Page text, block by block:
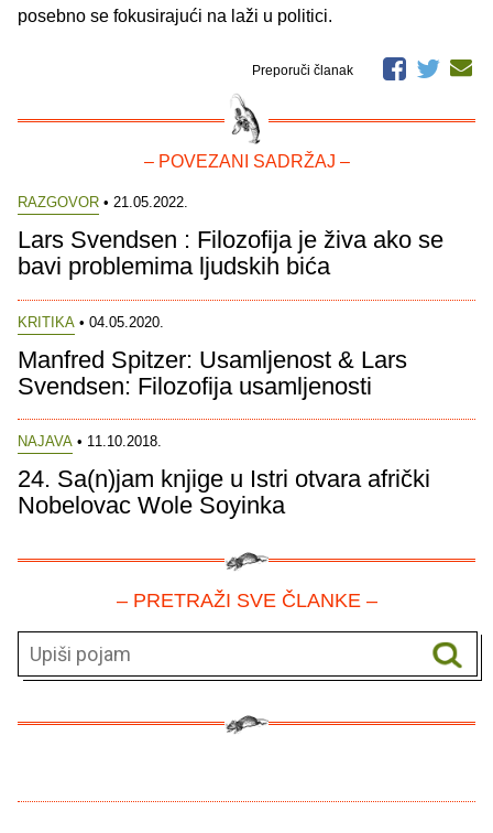
posebno se fokusirajući na laži u politici.
Preporuči članak
– POVEZANI SADRŽAJ –
RAZGOVOR • 21.05.2022.
Lars Svendsen : Filozofija je živa ako se
bavi problemima ljudskih bića
KRITIKA • 04.05.2020.
Manfred Spitzer: Usamljenost & Lars
Svendsen: Filozofija usamljenosti
NAJAVA • 11.10.2018.
24. Sa(n)jam knjige u Istri otvara afrički
Nobelovac Wole Soyinka
– PRETRAŽI SVE ČLANKE –